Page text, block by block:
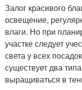
Залог красивого
освещение,
влаги. Но при
участке следует
света у всех
существует два
выращиваться в